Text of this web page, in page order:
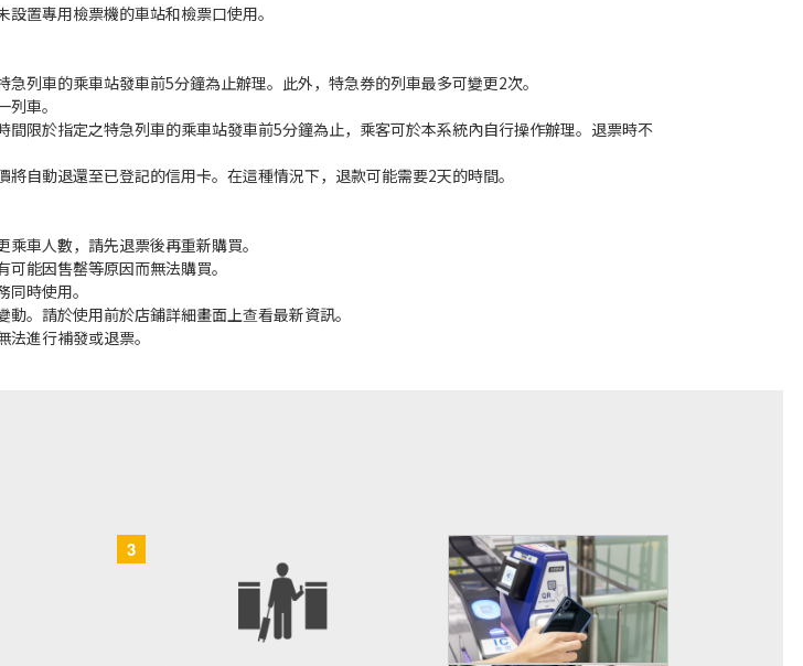
置專用檢票機的車站和檢票口使用。
列車的乘車站發車前5分鐘為止辦理。此外，特急券的列車最多可變更2次。
車。
限於指定之特急列車的乘車站發車前5分鐘為止，乘客可於本系統內自行操作辦理。退票時不
自動退還至已登記的信用卡。在這種情況下，退款可能需要2天的時間。
車人數，請先退票後再重新購買。
能因售罄等原因而無法購買。
時使用。
。請於使用前於店鋪詳細畫面上查看最新資訊。
進行補發或退票。
3